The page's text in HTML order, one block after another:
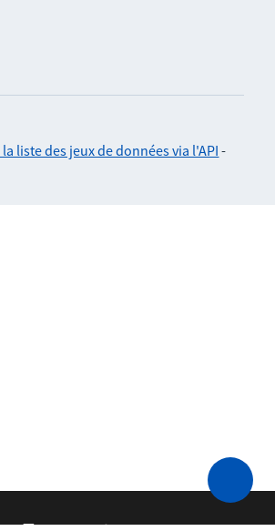
liste des jeux de données via l'API -